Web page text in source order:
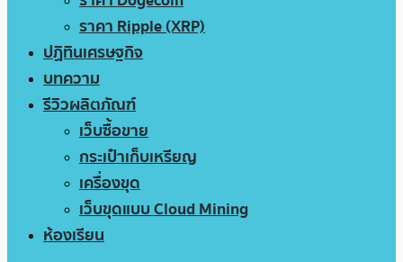
ราคา Ripple (XRP)
ปฏิทินเศรษฐกิจ
บทความ
รีวิวผลิตภัณฑ์
เว็บซื้อขาย
กระเป๋าเก็บเหรียญ
เครื่องขุด
เว็บขุดแบบ Cloud Mining
ห้องเรียน